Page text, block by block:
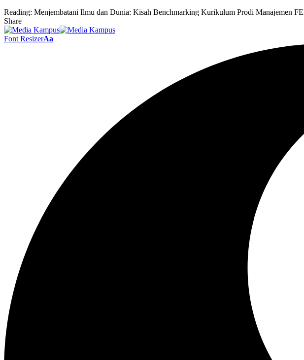
Reading: Menjembatani Ilmu dan Dunia: Kisah Benchmarking Kurikulum Prodi Manajemen
Share
Font ResizerAa